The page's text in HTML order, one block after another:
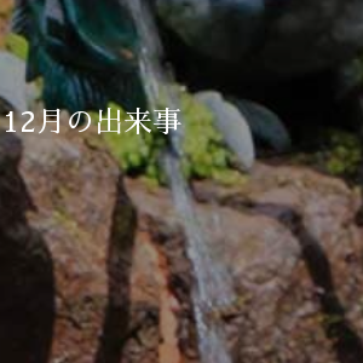
12月の出来事